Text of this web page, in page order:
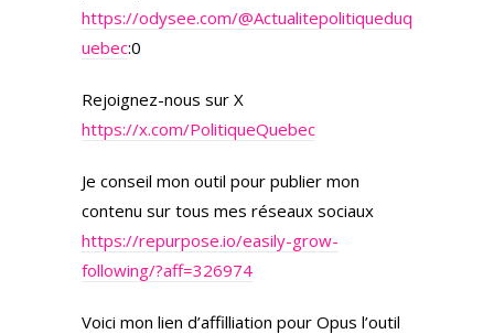
https://odysee.com/@Actualitepolitiqueduq
uebec:0
Rejoignez-nous sur X
https://x.com/PolitiqueQuebec
Je conseil mon outil pour publier mon
contenu sur tous mes réseaux sociaux
https://repurpose.io/easily-grow-
following/?aff=326974
Voici mon lien d’affilliation pour Opus l’outil